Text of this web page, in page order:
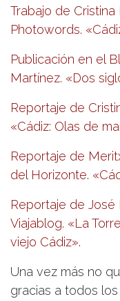
Trabajo de
Photowords.
Publicación en el
Martínez. «Dos
Reportaje de
«Cádiz: Olas de
Reportaje de
del Horizonte.
Reportaje de José
Viajablog. «La
viejo Cádiz».
Una vez más no
gracias a todos